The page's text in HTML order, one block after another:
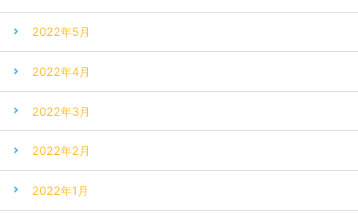
2022年5月
2022年4月
2022年3月
2022年2月
2022年1月